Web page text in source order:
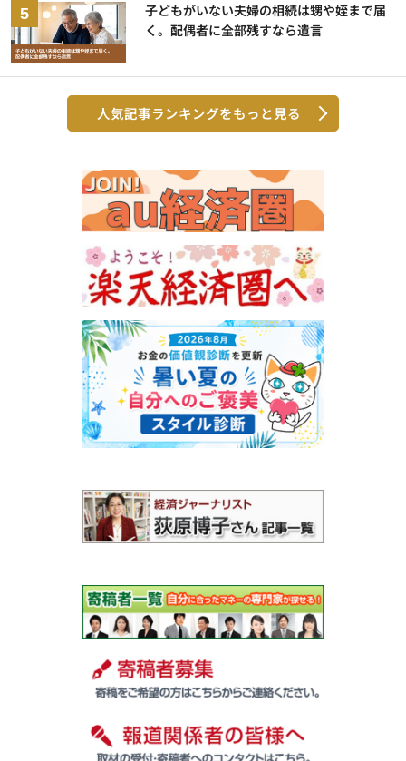
子どもがいない夫婦の相続は甥や姪まで届
く。配偶者に全部残すなら遺言
人気記事ランキングをもっと見る